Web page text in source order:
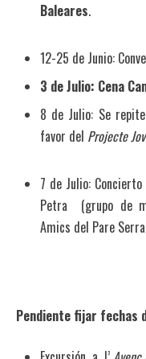
Baleares.
12-25 de Junio:
3 de Julio: Cena
8 de Julio: Se
favor del Projecte
7 de Julio:
Petra (grupo de
Amics del Pare
Pendiente fijar fechas